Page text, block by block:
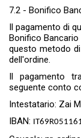
7.2 - Bonifico
Il pagamento di
Bonifico
questo metodo
dell'ordine.
Il pagamento
seguente conto
Intestatario: Zai
IBAN: